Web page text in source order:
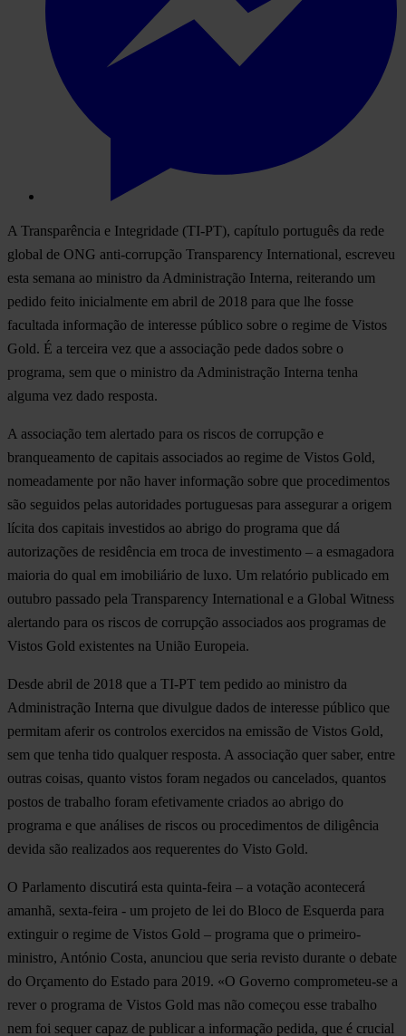
A Transparência e Integridade (TI-PT), capítulo português da rede
global de ONG anti-corrupção Transparency International, escreveu
esta semana ao ministro da Administração Interna, reiterando um
pedido feito inicialmente em abril de 2018 para que lhe fosse
facultada informação de interesse público sobre o regime de Vistos
Gold. É a terceira vez que a associação pede dados sobre o
programa, sem que o ministro da Administração Interna tenha
alguma vez dado resposta.
A associação tem alertado para os riscos de corrupção e
branqueamento de capitais associados ao regime de Vistos Gold,
nomeadamente por não haver informação sobre que procedimentos
são seguidos pelas autoridades portuguesas para assegurar a origem
lícita dos capitais investidos ao abrigo do programa que dá
autorizações de residência em troca de investimento – a esmagadora
maioria do qual em imobiliário de luxo. Um relatório publicado em
outubro passado pela Transparency International e a Global Witness
alertando para os riscos de corrupção associados aos programas de
Vistos Gold existentes na União Europeia.
Desde abril de 2018 que a TI-PT tem pedido ao ministro da
Administração Interna que divulgue dados de interesse público que
permitam aferir os controlos exercidos na emissão de Vistos Gold,
sem que tenha tido qualquer resposta. A associação quer saber, entre
outras coisas, quanto vistos foram negados ou cancelados, quantos
postos de trabalho foram efetivamente criados ao abrigo do
programa e que análises de riscos ou procedimentos de diligência
devida são realizados aos requerentes do Visto Gold.
O Parlamento discutirá esta quinta-feira – a votação acontecerá
amanhã, sexta-feira - um projeto de lei do Bloco de Esquerda para
extinguir o regime de Vistos Gold – programa que o primeiro-
ministro, António Costa, anunciou que seria revisto durante o debate
do Orçamento do Estado para 2019. «O Governo comprometeu-se a
rever o programa de Vistos Gold mas não começou esse trabalho
nem foi sequer capaz de publicar a informação pedida, que é crucial